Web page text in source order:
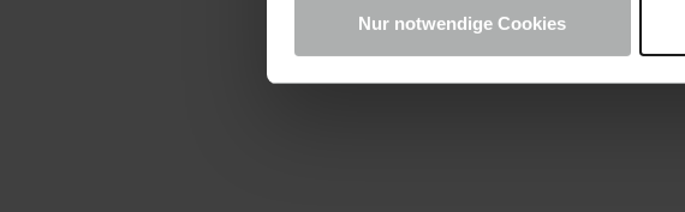
Nur notwendige Cookies